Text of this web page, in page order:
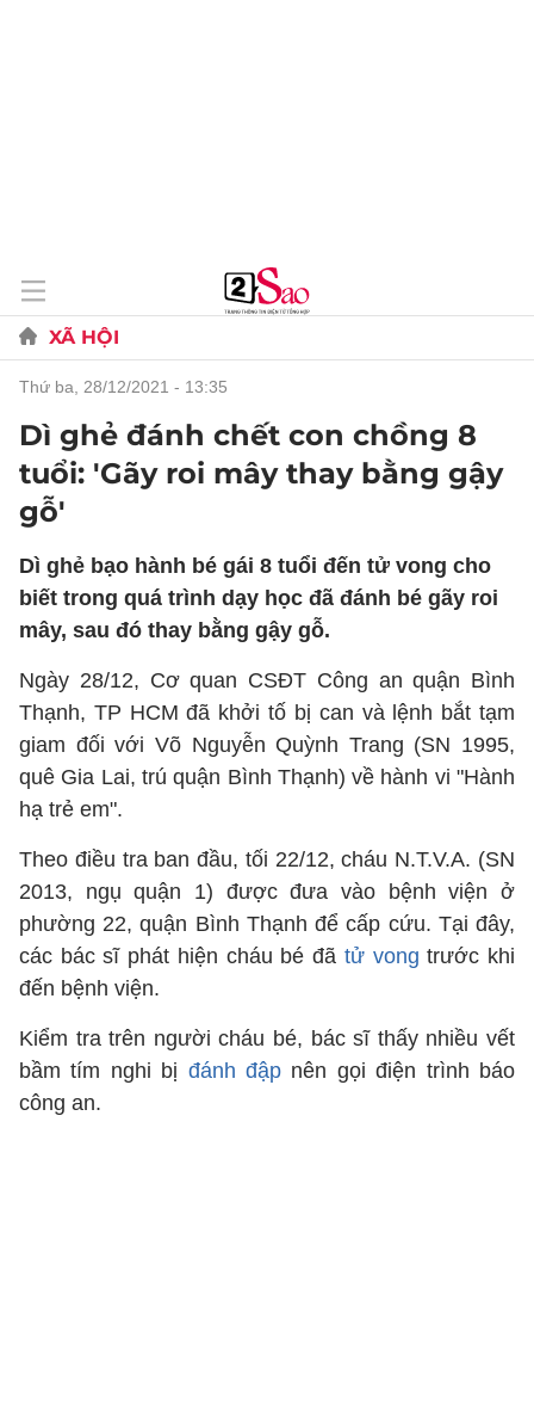
XÃ HỘI
thứ ba, 28/12/2021 - 13:35
Dì ghẻ đánh chết con chồng 8
tuổi: 'Gãy roi mây thay bằng gậy
gỗ'
Dì ghẻ bạo hành bé gái 8 tuổi đến tử vong cho
biết trong quá trình dạy học đã đánh bé gãy roi
mây, sau đó thay bằng gậy gỗ.
Ngày 28/12, Cơ quan CSĐT Công an quận Bình
Thạnh, TP HCM đã khởi tố bị can và lệnh bắt tạm
giam đối với Võ Nguyễn Quỳnh Trang (SN 1995,
quê Gia Lai, trú quận Bình Thạnh) về hành vi "Hành
hạ trẻ em".
Theo điều tra ban đầu, tối 22/12, cháu N.T.V.A. (SN
2013, ngụ quận 1) được đưa vào bệnh viện ở
phường 22, quận Bình Thạnh để cấp cứu. Tại đây,
các bác sĩ phát hiện cháu bé đã tử vong trước khi
đến bệnh viện.
Kiểm tra trên người cháu bé, bác sĩ thấy nhiều vết
bầm tím nghi bị đánh đập nên gọi điện trình báo
công an.